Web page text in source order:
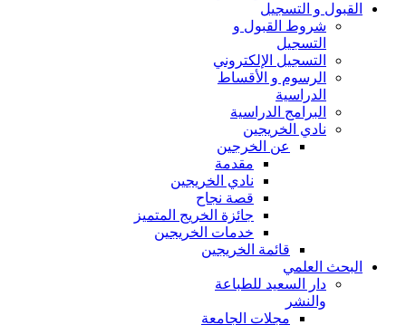
القبول و التسجيل
شروط القبول و
التسجيل
التسجيل الإلكتروني
الرسوم و الأقساط
الدراسية
البرامج الدراسية
نادي الخريجين
عن الخرجين
مقدمة
نادي الخريجين
قصة نجاح
جائزة الخريج المتميز
خدمات الخريجين
قائمة الخريجين
البحث العلمي
دار السعيد للطباعة
والنشر
مجلات الجامعة